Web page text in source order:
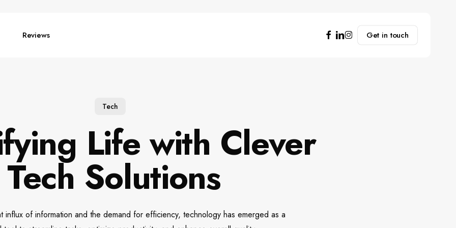
Reviews Get in touch
facebook
linkedin
instagram
Tech
Life with Clever
Tech Solutions
influx of information and the demand for efficiency, technology has emerged as a